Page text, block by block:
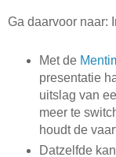
Ga daarvoor naar:
Met de
presentatie
uitslag van
meer te
houdt de
Datzelfde